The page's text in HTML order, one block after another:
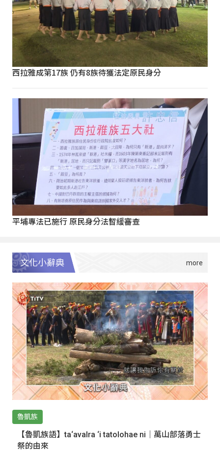
西拉雅成第17族 仍有8族待獲法定原民身分
平埔專法已施行 原民身分法暫緩審查
文化小辭典
魯凱族
【魯凱族語】ta‘avalra ‘i tatolohae ni｜萬山部落勇士
祭的由來